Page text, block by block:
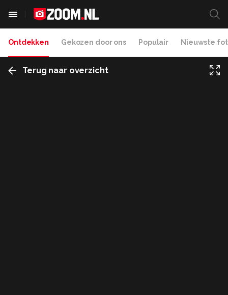
Ontdekken Gekozen door ons Populair Nieuwste
Terug naar overzicht